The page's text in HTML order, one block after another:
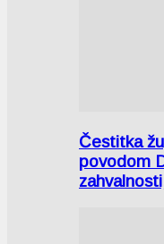
Čestitka
povodom